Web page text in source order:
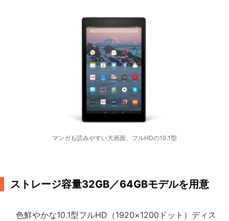
マンガも読みやすい大画面、フルHDの10.1型
ストレージ容量32GB／64GBモデルを用意
色鮮やかな10.1型フルHD（1920×1200ドット）ディス